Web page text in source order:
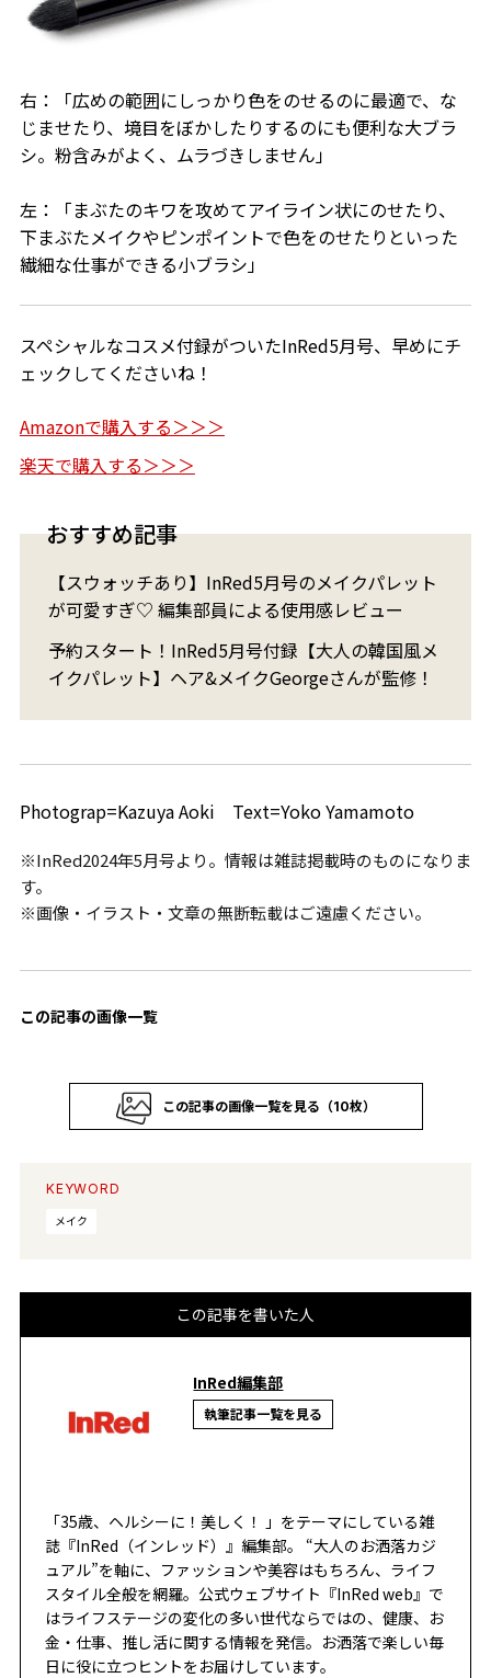
右：「広めの範囲にしっかり色をのせるのに最適で、な
じませたり、境目をぼかしたりするのにも便利な大ブラ
シ。粉含みがよく、ムラづきしません」
左：「まぶたのキワを攻めてアイライン状にのせたり、
下まぶたメイクやピンポイントで色をのせたりといった
繊細な仕事ができる小ブラシ」
スペシャルなコスメ付録がついたInRed5月号、早めにチ
ェックしてくださいね！
Amazonで購入する＞＞＞
楽天で購入する＞＞＞
おすすめ記事
【スウォッチあり】InRed5月号のメイクパレット
が可愛すぎ♡ 編集部員による使用感レビュー
予約スタート！InRed5月号付録【大人の韓国風メ
イクパレット】ヘア&メイクGeorgeさんが監修！
Photograp=Kazuya Aoki Text=Yoko Yamamoto
※InRed2024年5月号より。情報は雑誌掲載時のものになりま
す。
※画像・イラスト・文章の無断転載はご遠慮ください。
この記事の画像一覧
この記事の画像一覧を見る（10枚）
KEYWORD
メイク
この記事を書いた人
InRed編集部
執筆記事一覧を見る
「35歳、ヘルシーに！美しく！ 」をテーマにしている雑
誌『InRed（インレッド）』編集部。 “大人のお洒落カジ
ュアル”を軸に、ファッションや美容はもちろん、ライフ
スタイル全般を網羅。公式ウェブサイト『InRed web』で
はライフステージの変化の多い世代ならではの、健康、お
金・仕事、推し活に関する情報を発信。お洒落で楽しい毎
日に役に立つヒントをお届けしています。